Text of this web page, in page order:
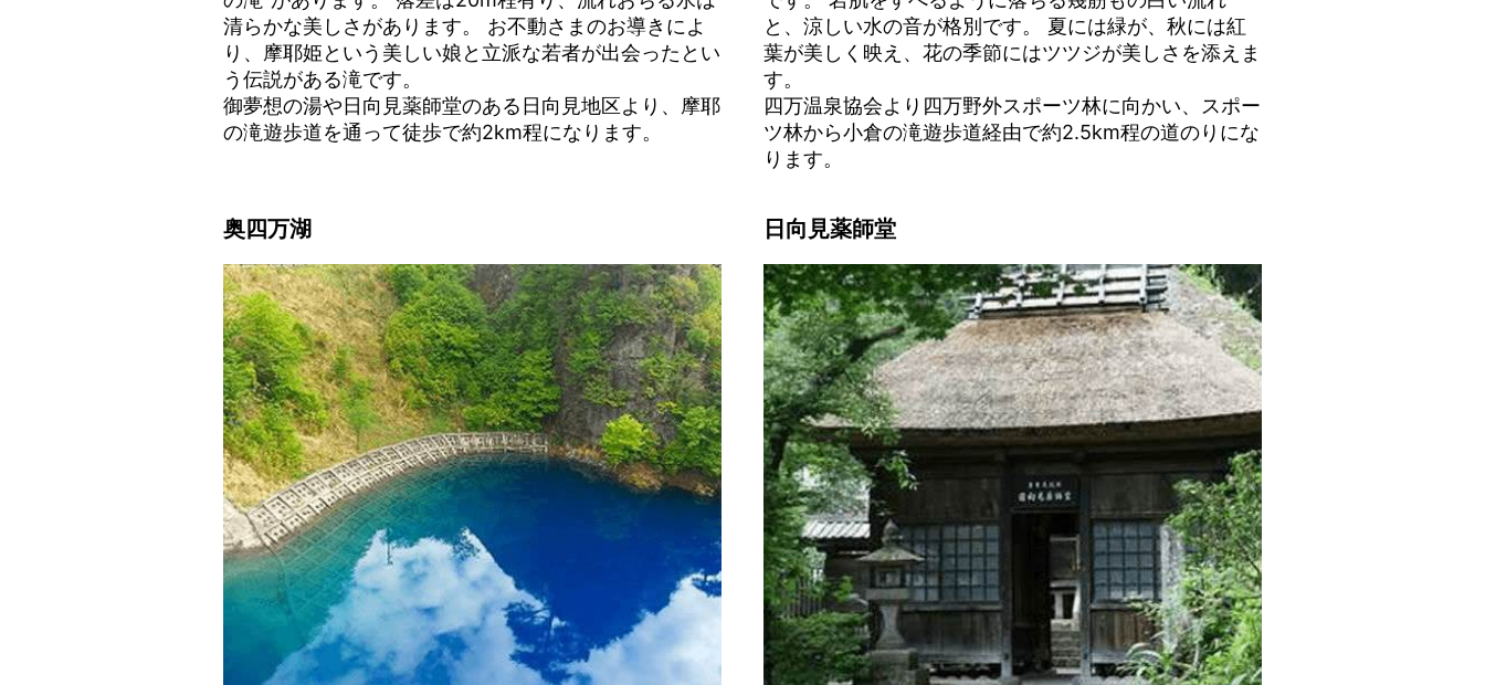
清らかな美しさがあります。 お不動さまのお導きによ
り、摩耶姫という美しい娘と立派な若者が出会ったとい
う伝説がある滝です。
御夢想の湯や日向見薬師堂のある日向見地区より、摩耶
の滝遊歩道を通って徒歩で約2km程になります。
と、涼しい水の音が格別です。 夏には緑が、秋には紅
葉が美しく映え、花の季節にはツツジが美しさを添えま
す。
四万温泉協会より四万野外スポーツ林に向かい、スポー
ツ林から小倉の滝遊歩道経由で約2.5km程の道のりにな
ります。
奥四万湖 日向見薬師堂